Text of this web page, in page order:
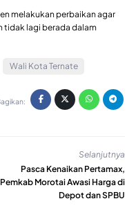
melakukan perbaikan agar
tidak lagi berada dalam
Wali Kota Ternate
Selanjutnya
Pasca Kenaikan Pertamax,
Pemkab Morotai Awasi Harga di
Depot dan SPBU